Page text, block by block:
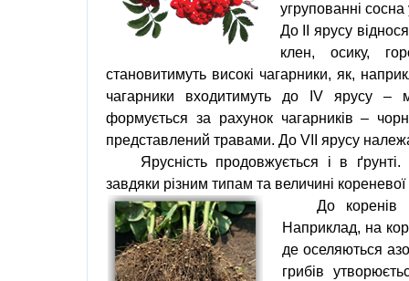
угрупованні
До ІІ ярусу
клен, осику,
становитимуть високі чагарники, як,
чагарники входитимуть до IV ярусу
формується за рахунок чагарників –
представлений травами. До VІІ ярусу
Ярусність продовжується і в
завдяки різним типам та величині
До коренів
Наприклад, на
де оселяються
грибів